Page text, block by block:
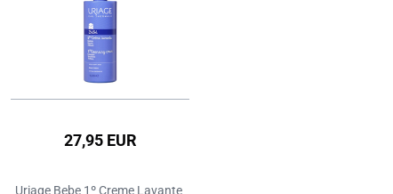
27,95 EUR
Uriage Bebe 1º Creme Lavante